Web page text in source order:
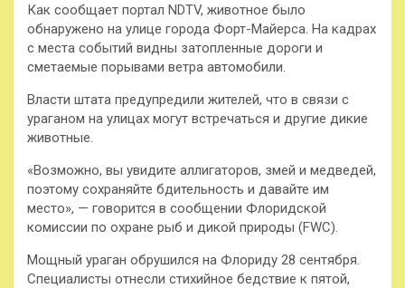
Как сообщает портал NDTV, животное было
обнаружено на улице города Форт-Майерса. На кадрах
с места событий видны затопленные дороги и
сметаемые порывами ветра автомобили.
Власти штата предупредили жителей, что в связи с
ураганом на улицах могут встречаться и другие дикие
животные.
«Возможно, вы увидите аллигаторов, змей и медведей,
поэтому сохраняйте бдительность и давайте им
место», — говорится в сообщении Флоридской
комиссии по охране рыб и дикой природы (FWC).
Мощный ураган обрушился на Флориду 28 сентября.
Специалисты отнесли стихийное бедствие к пятой,